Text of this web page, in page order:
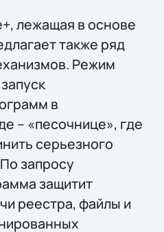
лежащая в основе
также ряд
Режим
в
– «песочнице», где
серьезного
запросу
защитит
реестра, файлы и